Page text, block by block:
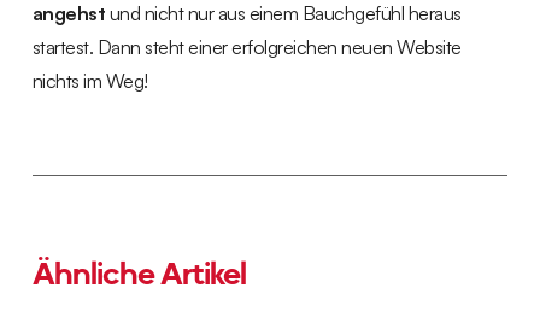
angehst und nicht nur aus einem Bauchgefühl heraus
startest. Dann steht einer erfolgreichen neuen Website
nichts im Weg!
Ähnliche Artikel